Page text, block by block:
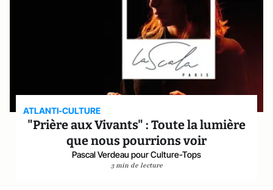
ATLANTI-CULTURE
"Prière aux Vivants" : Toute la lumière
que nous pourrions voir
Pascal Verdeau pour Culture-Tops
3 min de lecture